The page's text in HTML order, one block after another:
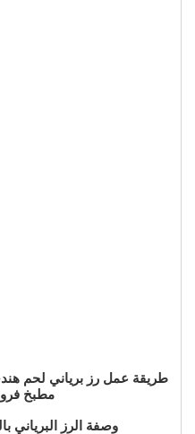
طريقة عمل رز برياني لحم
مطبخ
وصفة الرز البرياني